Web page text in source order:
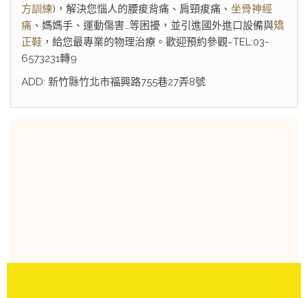
方訓練)，解決您惱人的腰痠背痛、肩頸痠痛、 坐骨神經
痛 、媽媽手、運動傷害…等困擾，並引進國外進口設備與矯
正鞋 ，給您最專業的物理治療。歡迎預約參觀~TEL:03-
6573231轉9
ADD: 新竹縣竹北市福興路755巷27弄8號